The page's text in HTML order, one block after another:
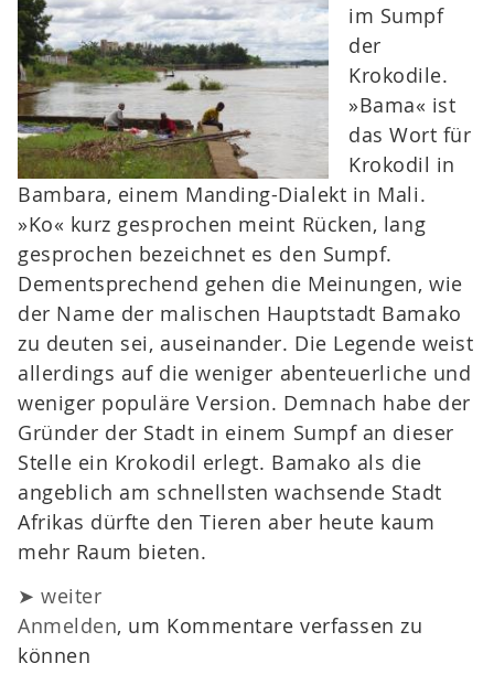
im Sumpf
der
Krokodile.
»Bama« ist
das Wort für
Krokodil in
Bambara, einem Manding-Dialekt in Mali.
»Ko« kurz gesprochen meint Rücken, lang
gesprochen bezeichnet es den Sumpf.
Dementsprechend gehen die Meinungen, wie
der Name der malischen Hauptstadt Bamako
zu deuten sei, auseinander. Die Legende weist
allerdings auf die weniger abenteuerliche und
weniger populäre Version. Demnach habe der
Gründer der Stadt in einem Sumpf an dieser
Stelle ein Krokodil erlegt. Bamako als die
angeblich am schnellsten wachsende Stadt
Afrikas dürfte den Tieren aber heute kaum
mehr Raum bieten.
➤ weiter
Anmelden, um Kommentare verfassen zu
können